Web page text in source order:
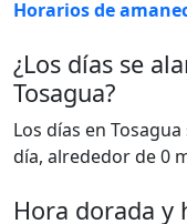
Horarios de
¿Los días se
Tosagua?
Los días en
día, alrededor de 0
Hora dorada y